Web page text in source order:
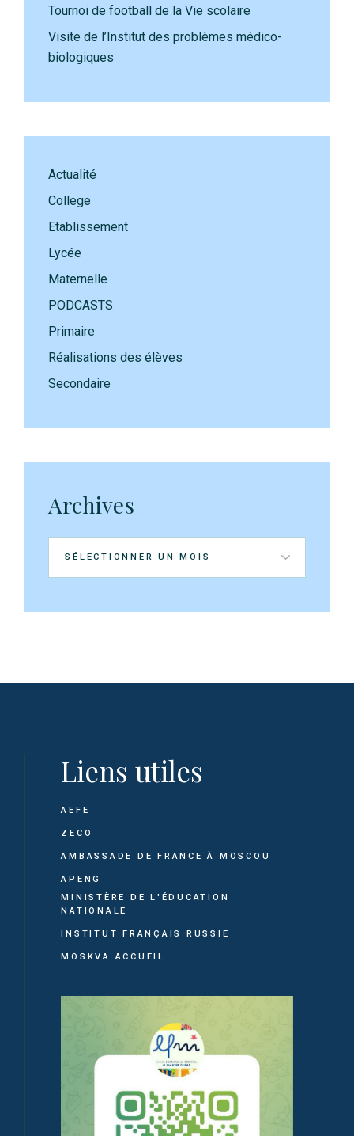
Tournoi de football de la Vie scolaire
Visite de l’Institut des problèmes médico-
biologiques
Actualité
College
Etablissement
Lycée
Maternelle
PODCASTS
Primaire
Réalisations des élèves
Secondaire
Archives
Archives
Liens utiles
AEFE
ZECO
AMBASSADE DE FRANCE À MOSCOU
APENG
MINISTÈRE DE L'ÉDUCATION
NATIONALE
INSTITUT FRANÇAIS RUSSIE
MOSKVA ACCUEIL